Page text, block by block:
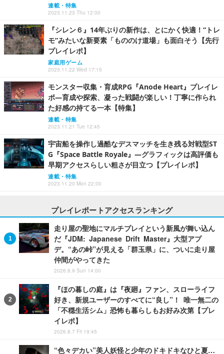
連載・特集
2023.11.23 Thu 12:00
『シレン６』14年ぶりの新作は、とにかく快適！“トレ
モ”みたいな新要素「もののけ道場」も面白そう【先行
プレイレポ】
家庭用ゲーム
2023.11.22 Wed 17:15
モンスター収集・育成RPG『Anode Heart』プレイレ
ポ―育成や探索、凝った戦闘が楽しい！丁寧に作られ
た好感の持てる一本【特集】
連載・特集
2023.11.21 Tue 12:45
宇宙船を操作し過酷なデスマッチを生き残る対戦型ST
G『Space Battle Royale』―グラフィックは高評価も
早期アクセスらしい粗さが目立つ【プレイレポ】
連載・特集
2023.11.20 Mon 22:00
プレイレポートアクセスランキング
走り屋の聖地にマルチプレイという新風が舞い込ん
だ『JDM: Japanese Drift Master』大型アプ
デ。“あの峠”が見える「群玉県」に、ついに走り屋
仲間がやってきた
2026.8.9 Sun 14:00
『ほの暮しの庭』は『夜廻』ファン、スローライフ
好き、新規ユーザーのすべてに“良し”！ 唯一無二の
「不穏生活シム」恐怖も暮らしもお好み次第【プレ
イレポ】
2026.8.7 Fri 19:45
“色々デカい”美人妖怪と少年のドキドキなひと夏…